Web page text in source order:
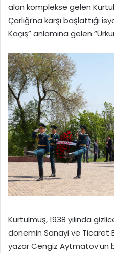
alan komplekse gelen
Çarlığı’na karşı başlattığı
Kaçış” anlamına gelen
Kurtulmuş, 1938 yılında
dönemin Sanayi ve Ticaret
yazar Cengiz Aytmatov’un